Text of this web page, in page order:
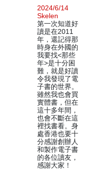
2024/6/14
Skelen
第一次知道好
讀是在2011
年，還記得那
時身在外國的
我要找<那些
年>是十分困
難，就是好讀
令我發現了電
子書的世界。
雖然我也會買
實體書，但在
這十多年間，
也會不斷在這
裡找書看。身
處香港也要十
分感謝創辦人
和製作電子書
的各位讀友，
感謝大家！